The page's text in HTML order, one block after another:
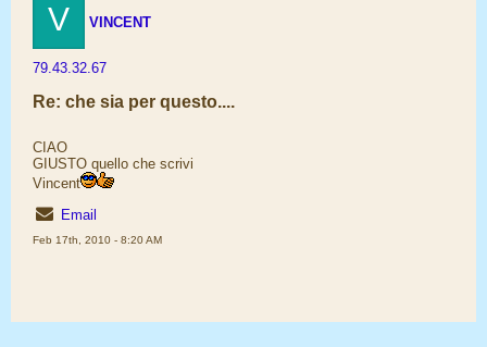
V VINCENT
79.43.32.67
Re: che sia per questo....
CIAO
GIUSTO quello che scrivi
Vincent
Email
Feb 17th, 2010 - 8:20 AM